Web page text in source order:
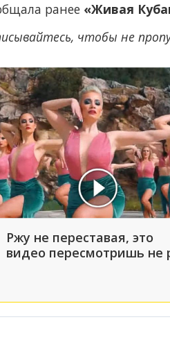
ранее «Живая
чтобы не
Ржу не переставая, это
видео пересмотришь не